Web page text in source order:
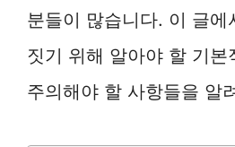
분들이 많습니다. 이 글에
짓기 위해 알아야 할 기
주의해야 할 사항들을 알